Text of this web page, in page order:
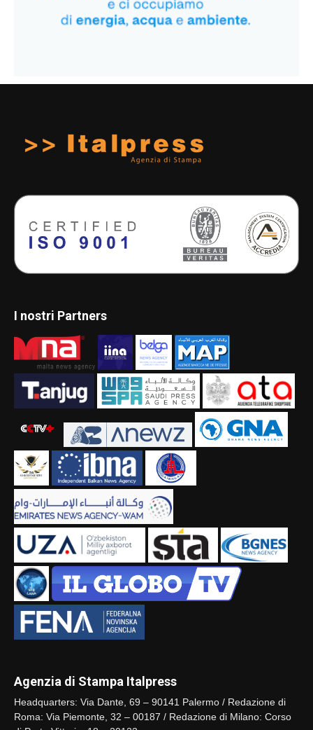
I nostri Partners
Agenzia di Stampa Italpress
Headquarters: Via Dante, 69 – 90141 Palermo / Redazione di
Roma: Via Piemonte, 32 – 00187 / Redazione di Milano: Corso